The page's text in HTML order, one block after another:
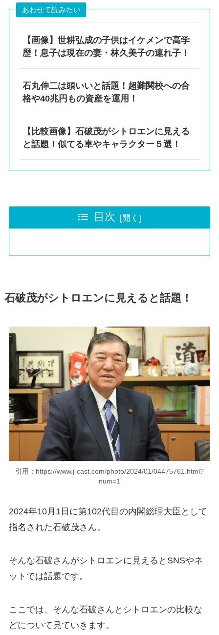
あわせて読みたい
【画像】世耕弘成の子供はイケメンで高学
歴！息子は現在の妻・林久美子の連れ子！
石丸伸二は頭いいと話題！超難関校への合
格や40兆円もの資産を運用！
【比較画像】石破茂がシトロエンに見える
と話題！似てる車やキャラクター５選！
目次
石破茂がシトロエンに見えると話題！
引用：https://www.j-cast.com/photo/2024/01/04475761.html?
num=1
2024年10月1日に第102代目の内閣総理大臣として
指名された石破茂さん。
そんな石破さんがシトロエンに見えるとSNSやネ
ットでは話題です。
ここでは、そんな石破さんとシトロエンの比較な
どについて見ていきます。